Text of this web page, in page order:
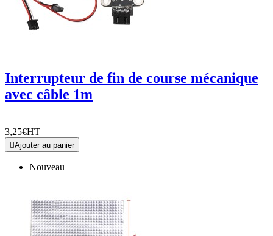
Interrupteur de fin de course mécanique
avec câble 1m
3,25€HT
Ajouter au panier
Nouveau